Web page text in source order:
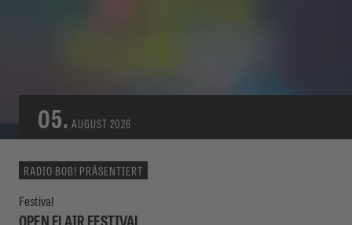
05. AUGUST 2026
RADIO BOB! PRÄSENTIERT
Festival